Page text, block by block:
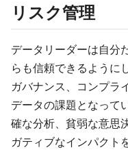
リスク管理
データリーダーは自分
らも信頼できるように
ガバナンス、コンプラ
データの課題となって
確な分析、貧弱な意思
ガティブなインパクト